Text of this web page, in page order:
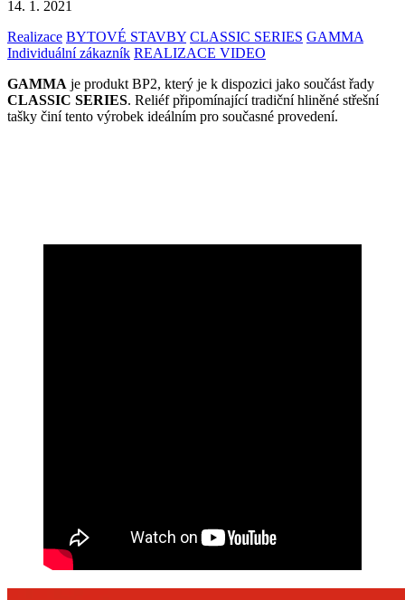
14. 1. 2021
Realizace BYTOVÉ STAVBY CLASSIC SERIES GAMMA
Individuální zákazník REALIZACE VIDEO
GAMMA je produkt BP2, který je k dispozici jako součást řady
CLASSIC SERIES. Reliéf připomínající tradiční hliněné střešní
tašky činí tento výrobek ideálním pro současné provedení.